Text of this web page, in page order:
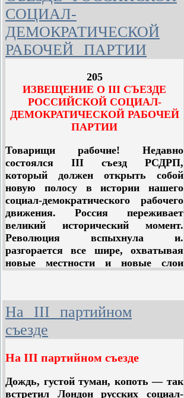
безучастию к ней, не
предоставлению руководства в ней
буржуазии, а, напротив, самому
энергичному участию, самой
решительной борьбе за
последовательный пролетарский
демократизм, за доведение
революции до конца” (Ленин
VIII, стр. 58). $CUT$
“Мы должны не забывать, писал
дальше Ленин, что нет и быть не
может в настоящее время другого
средства приблизить социализм, как
полная политическая свобода, как
демократическая республика” (там
же, стр. 104).
вопросов, переходя от менее к более
существенному.
Партийный кризис вырешился сам
собой одним уже фактом созыва
известно, составляло упорное
нежелание меньшинства II съезда
подчиниться большинству его.
СОЦИАЛ-
ДЕМОКРАТИЧЕСКОЙ
РАБОЧЕЙ ПАРТИИ
205
ИЗВЕЩЕНИЕ О III СЪЕЗДЕ
РОССИЙСКОЙ СОЦИАЛ-
ДЕМОКРАТИЧЕСКОЙ РАБОЧЕЙ
ПАРТИИ
Товарищи рабочие! Недавно
состоялся III съезд РСДРП,
который должен открыть собой
новую полосу в истории нашего
социал-демократического рабочего
движения. Россия переживает
великий исторический момент.
Революция вспыхнула и.
разгорается все шире, охватывая
новые местности и новые слои
принес уже наибольшие жертвы
делу свободы и готовится теперь к
решительному бою с царским
самодержавием. Сознательные
представители пролетариата знают,
что свобода не даст трудящимся
избавления от нищеты, гнета и
эксплуатации. Буржуазия, ныне
На III партийном
съезде
На III партийном съезде
Дождь, густой туман, копоть — так
встретил Лондон русских социал-